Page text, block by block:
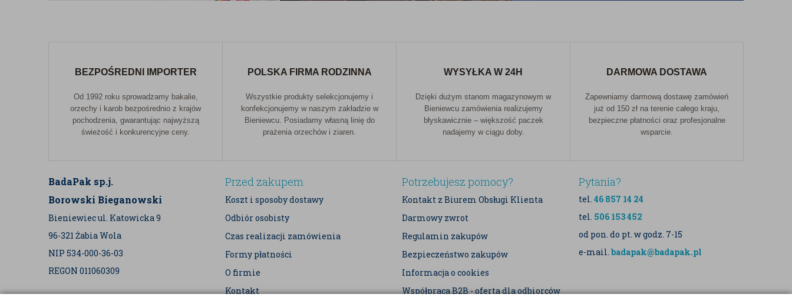
BEZPOŚREDNI IMPORTER
Od 1992 roku sprowadzamy bakalie,
orzechy i karob bezpośrednio z krajów
pochodzenia, gwarantując najwyższą
świeżość i konkurencyjne ceny.
POLSKA FIRMA RODZINNA
Wszystkie produkty selekcjonujemy i
konfekcjonujemy w naszym zakładzie w
Bieniewcu. Posiadamy własną linię do
prażenia orzechów i ziaren.
WYSYŁKA W 24H
Dzięki dużym stanom magazynowym w
Bieniewcu zamówienia realizujemy
błyskawicznie – większość paczek
nadajemy w ciągu doby.
DARMOWA DOSTAWA
Zapewniamy darmową dostawę zamówień
już od 150 zł na terenie całego kraju,
bezpieczne płatności oraz profesjonalne
wsparcie.
BadaPak sp.j.
Borowski Bieganowski
Bieniewiec ul. Katowicka 9
96-321 Żabia Wola
NIP 534-000-36-03
REGON 011060309
Pytania?
tel. 46 857 14 24
tel. 506 153 452
od pon. do pt. w godz. 7-15
e-mail. badapak@badapak.pl
Przed zakupem
Koszt i sposoby dostawy
Odbiór osobisty
Czas realizacji zamówienia
Formy płatności
O firmie
Kontakt
Potrzebujesz pomocy?
Kontakt z Biurem Obsługi Klienta
Darmowy zwrot
Regulamin zakupów
Bezpieczeństwo zakupów
Informacja o cookies
Współpraca B2B - oferta dla odbiorców